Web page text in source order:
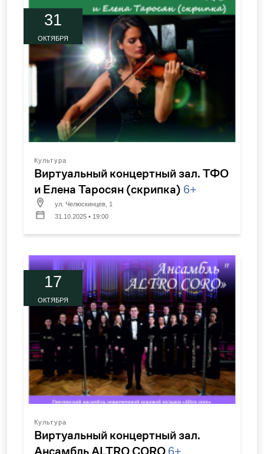
31
ОКТЯБРЯ
Культура
Виртуальный концертный зал. ТФО
и Елена Таросян (скрипка) 6+
ул. Челюскинцев, 1
31.10.2025 • 19:00
17
ОКТЯБРЯ
Культура
Виртуальный концертный зал.
6+